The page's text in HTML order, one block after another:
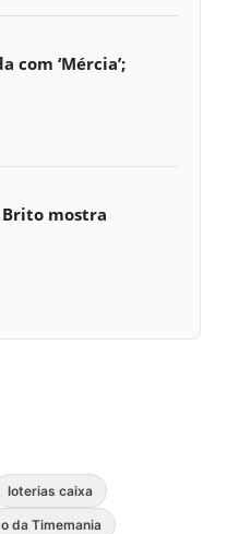
com ‘Mércia’;
mostra
loterias caixa
da Timemania